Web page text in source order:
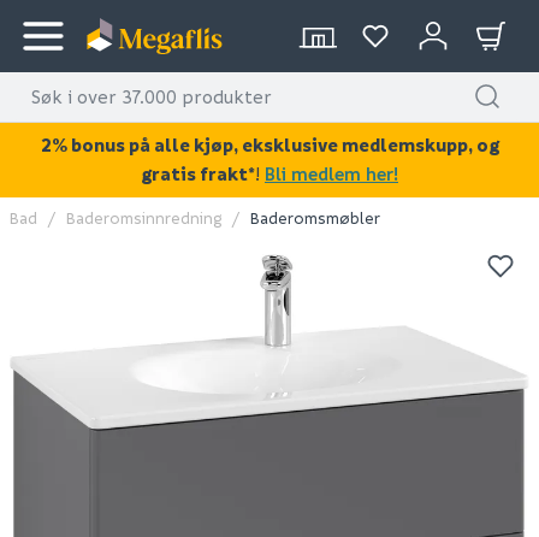
KAN DISSE VÆRE AV INTERESSE?
Bad Baderomsinnredning Baderomsmøbler
2% bonus på alle kjøp, eksklusive medlemskupp, og
gratis frakt*! Bli medlem her!